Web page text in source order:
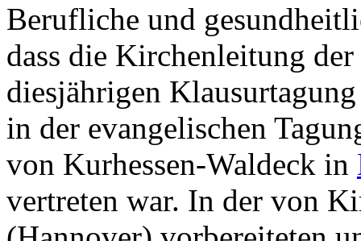
Berufliche und
dass die Kirchenleitung
diesjährigen
in der evangelischen
von Kurhessen-Waldeck in
vertreten war. In der von